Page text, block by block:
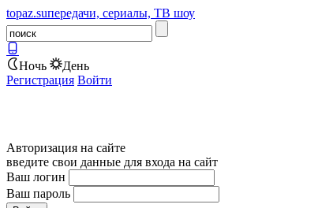
topaz.suпередачи, сериалы, ТВ шоу
Ночь
День
Регистрация Войти
Авторизация на сайте
введите свои данные для входа на сайт
Ваш логин
Ваш пароль